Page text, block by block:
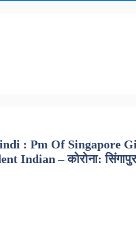
: Pm Of Singapore
– कोरोना: सिंगापुर